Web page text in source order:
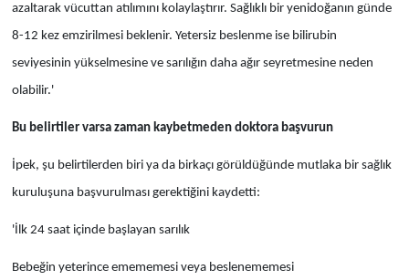
azaltarak vücuttan atılımını kolaylaştırır. Sağlıklı bir yenidoğanın günde
8-12 kez emzirilmesi beklenir. Yetersiz beslenme ise bilirubin
seviyesinin yükselmesine ve sarılığın daha ağır seyretmesine neden
olabilir.'
Bu belirtiler varsa zaman kaybetmeden doktora başvurun
İpek, şu belirtilerden biri ya da birkaçı görüldüğünde mutlaka bir sağlık
kuruluşuna başvurulması gerektiğini kaydetti:
'İlk 24 saat içinde başlayan sarılık
Bebeğin yeterince emememesi veya beslenememesi